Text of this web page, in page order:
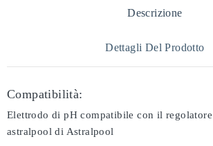
Descrizione
Dettagli Del Prodotto
Compatibilità:
Elettrodo di pH compatibile con il
astralpool di Astralpool